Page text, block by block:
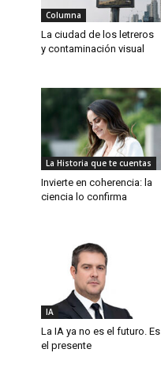
Columna
La ciudad de los letreros
y contaminación visual
La Historia que te cuentas
Invierte en coherencia: la
ciencia lo confirma
IA
La IA ya no es el futuro. Es
el presente